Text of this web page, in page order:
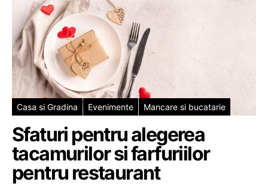
Casa si Gradina Evenimente Mancare si bucatarie
Sfaturi pentru alegerea
tacamurilor si farfuriilor
pentru restaurant